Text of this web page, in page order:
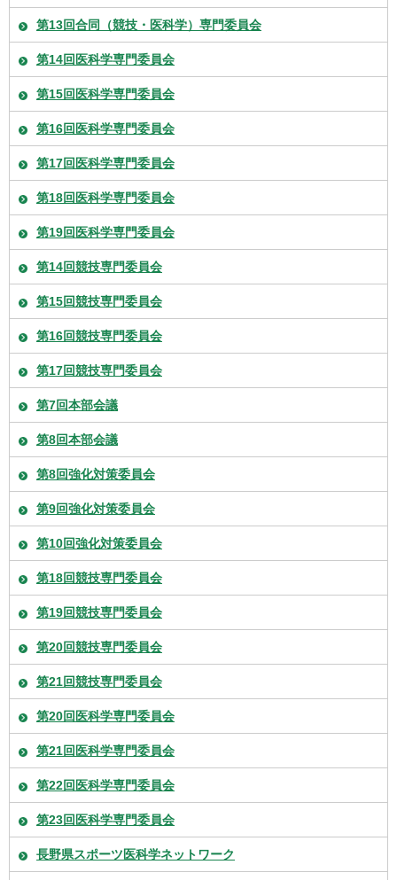
第13回合同（競技・医科学）専門委員会
第14回医科学専門委員会
第15回医科学専門委員会
第16回医科学専門委員会
第17回医科学専門委員会
第18回医科学専門委員会
第19回医科学専門委員会
第14回競技専門委員会
第15回競技専門委員会
第16回競技専門委員会
第17回競技専門委員会
第7回本部会議
第8回本部会議
第8回強化対策委員会
第9回強化対策委員会
第10回強化対策委員会
第18回競技専門委員会
第19回競技専門委員会
第20回競技専門委員会
第21回競技専門委員会
第20回医科学専門委員会
第21回医科学専門委員会
第22回医科学専門委員会
第23回医科学専門委員会
長野県スポーツ医科学ネットワーク